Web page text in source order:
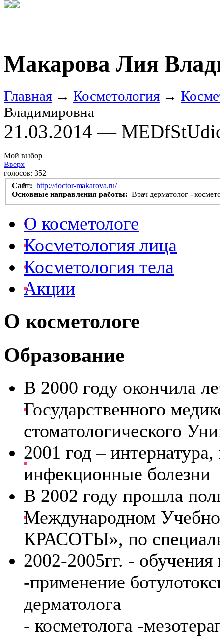
Макарова Лия
Главная → Косметология →
Владимировна
21.03.2014 —
Мой выбор
Вверх
голосов: 352
Сайт: http://doctor-makarova.ru/
Основные направления работы: Врач дерматолог -
О косметологе
Косметология лица
Косметология тела
Акции
О косметологе
Образование
В 2000 году окончила
Государственного
стоматологического
2001 год –
инфекционные болезни
В 2002 году прошла
Международном
КРАСОТЫ», по
2002-2005гг. -
-применение
дерматолога
- косметолога -